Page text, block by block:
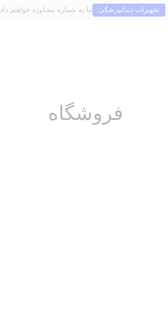
تجهیزات دندانپزشکی ما به شماره مشاوره خواهیم داد
فروشگاه